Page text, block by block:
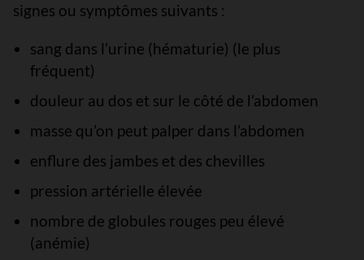
signes ou symptômes suivants :
sang dans l’urine (hématurie) (le plus
fréquent)
douleur au dos et sur le côté de l’abdomen
masse qu’on peut palper dans l’abdomen
enflure des jambes et des chevilles
pression artérielle élevée
nombre de globules rouges peu élevé
(anémie)